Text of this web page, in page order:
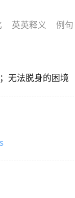
英英释义 例句
无法脱身的困境